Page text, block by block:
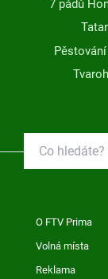
7 pádů
O FTV Prima
Volná místa
Reklama